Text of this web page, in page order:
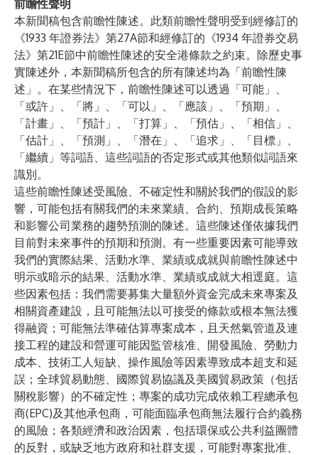
前瞻性聲明
本新聞稿包含前瞻性陳述。此類前瞻性聲明受到經修訂的
《1933 年證券法》第27A節和經修訂的《1934 年證券交易
法》第21E節中前瞻性陳述的安全港條款之約束。除歷史事
實陳述外，本新聞稿所包含的所有陳述均為「前瞻性陳
述」。在某些情況下，前瞻性陳述可以透過「可能」、
「或許」、「將」、「可以」、「應該」、「預期」、
「計畫」、「預計」、「打算」、「預估」、「相信」、
「估計」、「預測」、「潛在」、「追求」、「目標」、
「繼續」等詞語、這些詞語的否定形式或其他類似詞語來
識別。
這些前瞻性陳述受風險、不確定性和關於我們的假設的影
響，可能包括有關我們的未來業績、合約、預期成長策略
和影響公司業務的趨勢預測的陳述。這些陳述僅依據我們
目前對未來事件的預期和預測。有一些重要因素可能導致
我們的實際結果、活動水準、業績或成就與前瞻性陳述中
明示或暗示的結果、活動水準、業績或成就大相逕庭。這
些因素包括：我們需要募集大量額外資金完成未來專案及
相關資產建設，且可能無法以可接受的條款或根本無法獲
得融資；可能無法準確估算專案成本，且天然氣管道及連
接工程的建設和營運可能因監管核准、開發風險、勞動力
成本、技術工人短缺、操作風險等因素導致成本超支和延
誤；全球貿易動態、國際貿易協議及美國貿易政策（包括
關稅影響）的不確定性；專案的成功完成依賴工程總承包
商(EPC)及其他承包商，可能面臨承包商無法履行合約義務
的風險；各類經濟和政治因素，包括環保或公共利益團體
的反對，或缺乏地方政府和社群支援，可能對專案批准、